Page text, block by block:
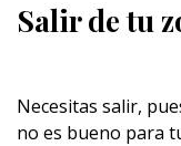
Salir de tu
Necesitas salir,
no es bueno para